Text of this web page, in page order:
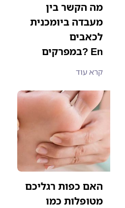
מה הקשר בין
מעבדה ביומכנית
לכאבים
במפרקים? En
קרא עוד
האם כפות רגליכם
מטופלות כמו